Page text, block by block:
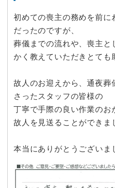
初めての喪主の務めを前に
だったのですが、
葬儀までの流れや、喪主と
かく教えていただきとても
故人のお迎えから、通夜葬
さったスタッフの皆様の
丁寧で手際の良い作業のお
故人を見送ることができま
本当にありがとうございま